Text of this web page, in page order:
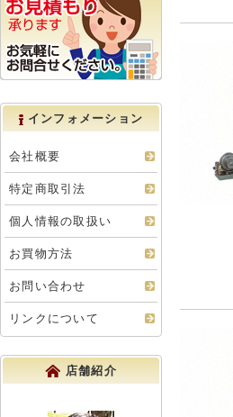
インフォメーション
会社概要
特定商取引法
個人情報の取扱い
お買物方法
お問い合わせ
リンクについて
店舗紹介